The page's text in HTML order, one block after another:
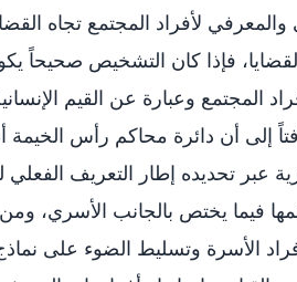
والمعرفي لأفراد المجتمع تجاه
فإذا كان التشخيص صحيحاً
المجتمع وعبارة عن القيم
إلى أن دائرة محاكم رأس
عبر تحديده إطار التعريف الفعلي
فيما يختص بالجانب الأسري،
الأسرة وتسليط الضوء على